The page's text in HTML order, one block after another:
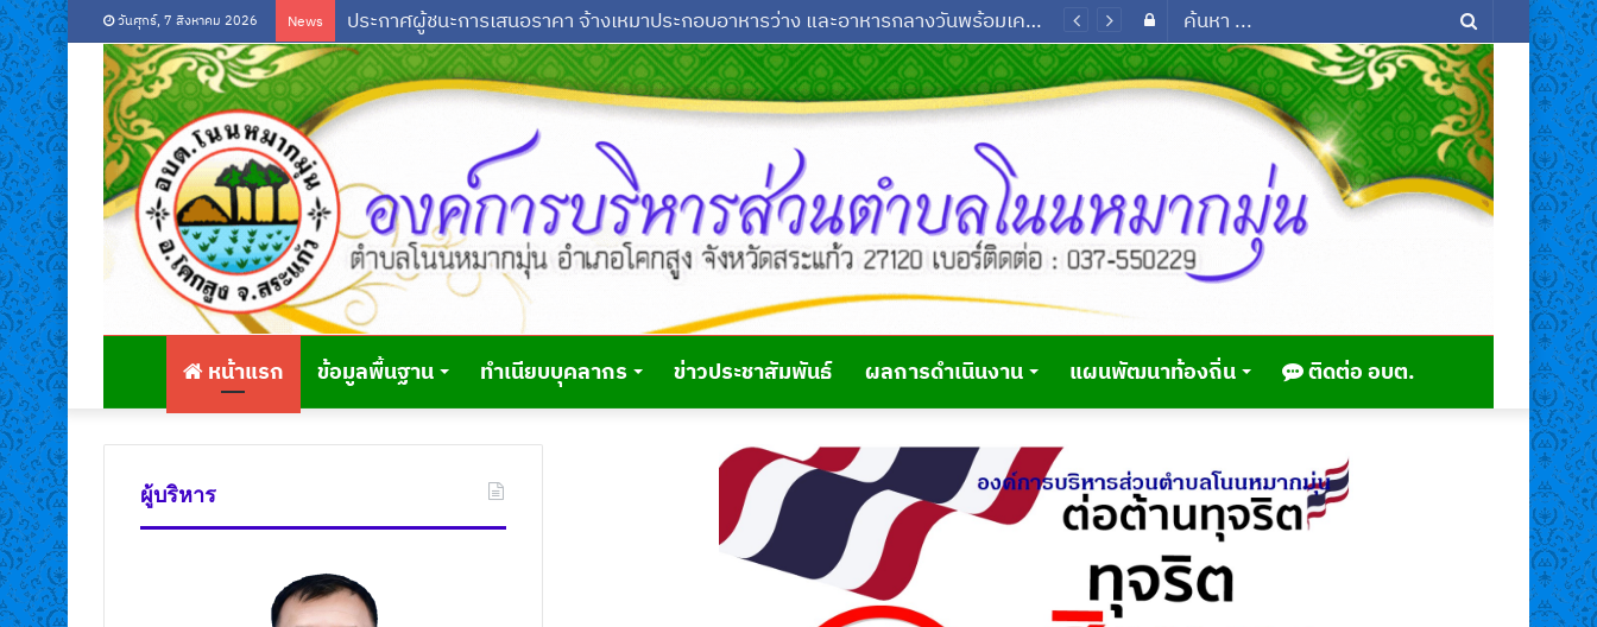
วันศุกร์, 7 สิงหาคม 2026 News ประกาศผู้ชนะการเสนอราคา ซื้อครุภัณฑ์สำนักงาน เครื่องปรับอากาศแบบแบกส่วน (ราคารวมติดตั้ง) แบบตั้นพื้นหรือแบบแขวน ขนาด 36,000 บีทียู จำนวน 2 เครื่อง สำนักปลัด โดยวิธีเฉพาะเจาะจง
...
Log
In
หน้าแรก ข้อมูลพื้นฐาน ทำเนียบบุคลากร ข่าวประชาสัมพันธ์ ผลการดำเนินงาน แผนพัฒนาท้องถิ่น ติดต่อ อบต.
ผู้บริหาร